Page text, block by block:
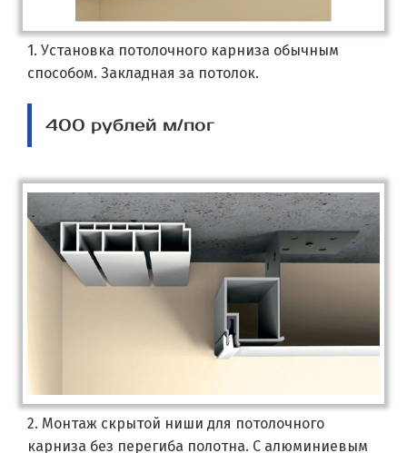
1. Установка потолочного карниза обычным
способом. Закладная за потолок.
400 рублей м/пог
2. Монтаж скрытой ниши для потолочного
карниза без перегиба полотна. С алюминиевым